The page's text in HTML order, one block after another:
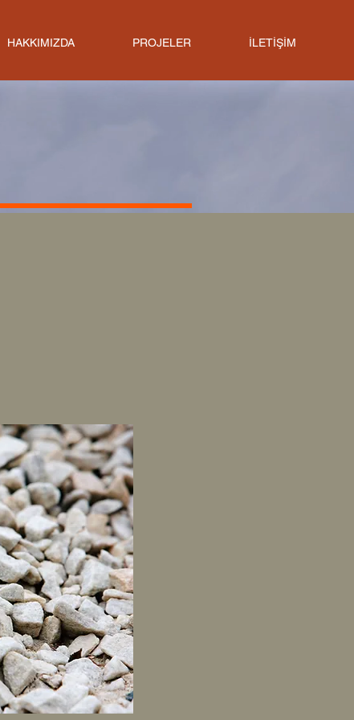
HAKKIMIZDA PROJELER İLETİŞİM